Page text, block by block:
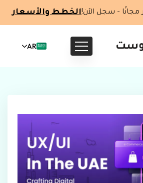
الخطط والأسعار
AR